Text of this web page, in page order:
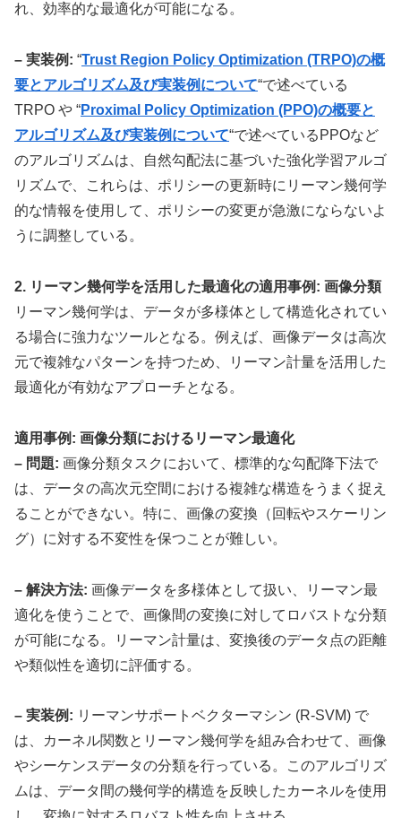
れ、効率的な最適化が可能になる。
– 実装例: “Trust Region Policy Optimization (TRPO)の概
要とアルゴリズム及び実装例について“で述べている
TRPO や “Proximal Policy Optimization (PPO)の概要と
アルゴリズム及び実装例について“で述べているPPOなど
のアルゴリズムは、自然勾配法に基づいた強化学習アルゴ
リズムで、これらは、ポリシーの更新時にリーマン幾何学
的な情報を使用して、ポリシーの変更が急激にならないよ
うに調整している。
2. リーマン幾何学を活用した最適化の適用事例: 画像分類
リーマン幾何学は、データが多様体として構造化されてい
る場合に強力なツールとなる。例えば、画像データは高次
元で複雑なパターンを持つため、リーマン計量を活用した
最適化が有効なアプローチとなる。
適用事例: 画像分類におけるリーマン最適化
– 問題: 画像分類タスクにおいて、標準的な勾配降下法で
は、データの高次元空間における複雑な構造をうまく捉え
ることができない。特に、画像の変換（回転やスケーリン
グ）に対する不変性を保つことが難しい。
– 解決方法: 画像データを多様体として扱い、リーマン最
適化を使うことで、画像間の変換に対してロバストな分類
が可能になる。リーマン計量は、変換後のデータ点の距離
や類似性を適切に評価する。
– 実装例: リーマンサポートベクターマシン (R-SVM) で
は、カーネル関数とリーマン幾何学を組み合わせて、画像
やシーケンスデータの分類を行っている。このアルゴリズ
ムは、データ間の幾何学的構造を反映したカーネルを使用